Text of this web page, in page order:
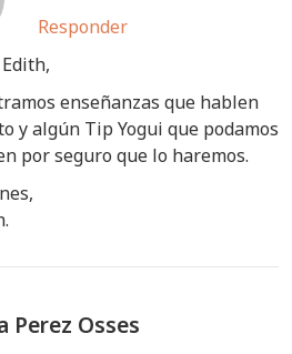
Responder
enseñanzas que hablen
y algún Tip Yogui que podamos
por seguro que lo haremos.
Perez Osses